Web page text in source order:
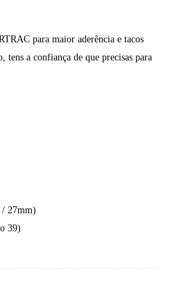
para maior aderência e tacos
tens a confiança de que precisas para
27mm)
39)